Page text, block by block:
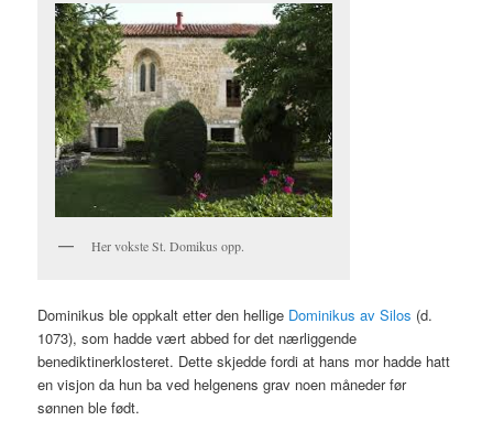
Her vokste St. Domikus opp.
Dominikus ble oppkalt etter den hellige Dominikus av Silos (d.
1073), som hadde vært abbed for det nærliggende
benediktinerklosteret. Dette skjedde fordi at hans mor hadde hatt
en visjon da hun ba ved helgenens grav noen måneder før
sønnen ble født.